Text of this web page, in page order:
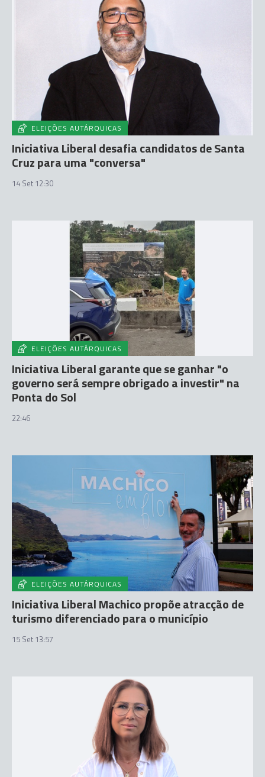
ELEIÇÕES AUTÁRQUICAS
Iniciativa Liberal desafia candidatos de Santa
Cruz para uma "conversa"
14 Set 12:30
ELEIÇÕES AUTÁRQUICAS
Iniciativa Liberal garante que se ganhar "o
governo será sempre obrigado a investir" na
Ponta do Sol
22:46
ELEIÇÕES AUTÁRQUICAS
Iniciativa Liberal Machico propõe atracção de
turismo diferenciado para o município
15 Set 13:57